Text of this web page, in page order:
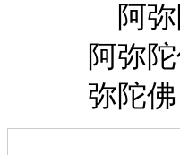
阿弥
阿弥
弥陀